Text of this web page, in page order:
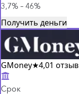
3,7% – 46%
Получить деньги
GMoney★4,01 отзыв
Срок